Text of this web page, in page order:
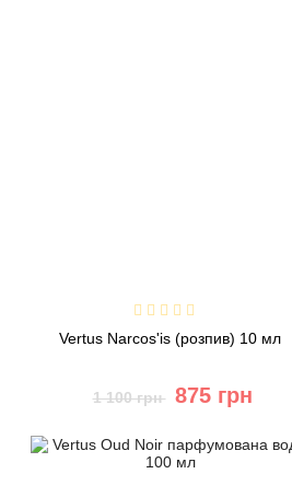
Vertus Narcos'is (розпив) 10 мл
1 100 грн 875 грн
Швидке замовлення